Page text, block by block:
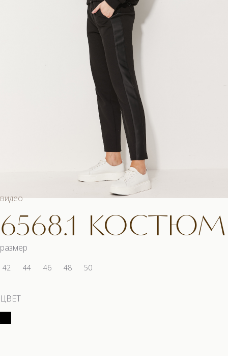
видео
6568.1 КОСТЮМ
размер
42 44 46 48 50
ЦВЕТ